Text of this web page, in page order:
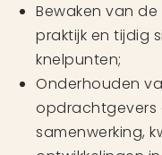
Bewaken van
praktijk en tijdig
knelpunten;
Onderhouden
opdrachtgevers
samenwerking,